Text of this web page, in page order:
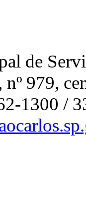
de
nº 979,
1300 /